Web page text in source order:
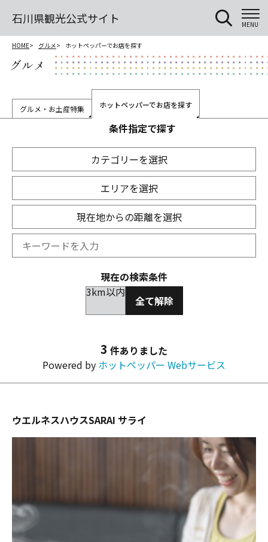
石川県観光公式サイト MENU
HOME グルメ ホットペッパーでお店を探す
グルメ
グルメ・お土産特集 ホットペッパーでお店を探す
条件指定で探す
カテゴリーを選択
エリアを選択
現在地からの距離を選択
現在の検索条件
3km以内
全て解除
3 件ありました
Powered by ホットペッパー Webサービス
ウエルネスハウスSARAI サライ